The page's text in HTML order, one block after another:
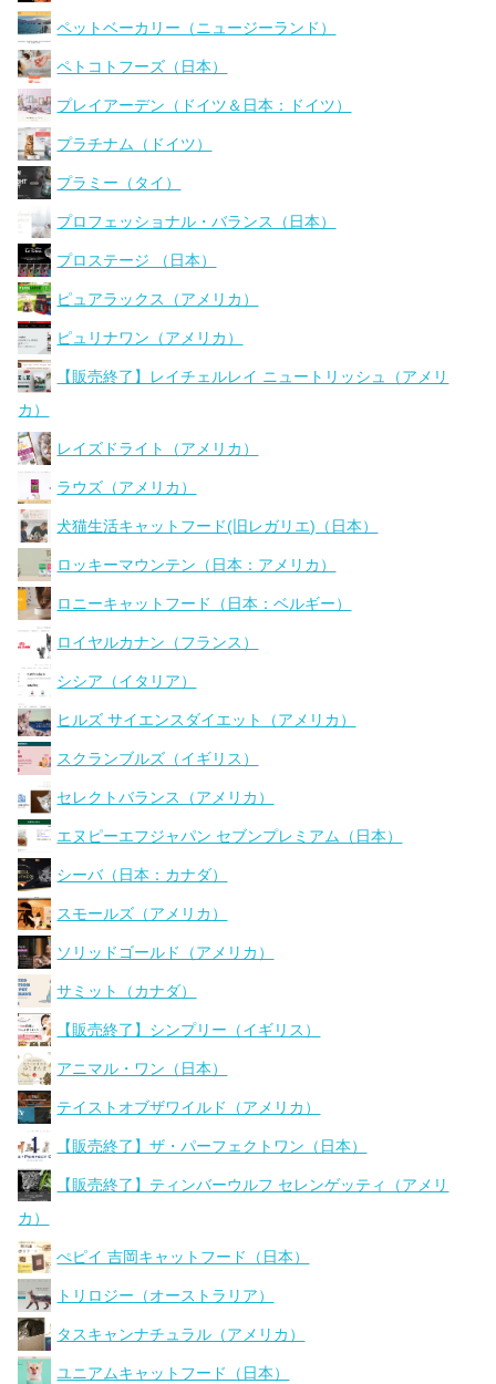
ペットベーカリー（ニュージーランド）
ペトコトフーズ（日本）
プレイアーデン（ドイツ＆日本：ドイツ）
プラチナム（ドイツ）
プラミー（タイ）
プロフェッショナル・バランス（日本）
プロステージ （日本）
ピュアラックス（アメリカ）
ピュリナワン（アメリカ）
【販売終了】レイチェルレイ ニュートリッシュ（アメリ
カ）
レイズドライト（アメリカ）
ラウズ（アメリカ）
犬猫生活キャットフード(旧レガリエ)（日本）
ロッキーマウンテン（日本：アメリカ）
ロニーキャットフード（日本：ベルギー）
ロイヤルカナン（フランス）
シシア（イタリア）
ヒルズ サイエンスダイエット（アメリカ）
スクランブルズ（イギリス）
セレクトバランス（アメリカ）
エヌピーエフジャパン セブンプレミアム（日本）
シーバ（日本：カナダ）
スモールズ（アメリカ）
ソリッドゴールド（アメリカ）
サミット（カナダ）
【販売終了】シンプリー（イギリス）
アニマル・ワン（日本）
テイストオブザワイルド（アメリカ）
【販売終了】ザ・パーフェクトワン（日本）
【販売終了】ティンバーウルフ セレンゲッティ（アメリ
カ）
ぺピイ 吉岡キャットフード（日本）
トリロジー（オーストラリア）
タスキャンナチュラル（アメリカ）
ユニアムキャットフード（日本）